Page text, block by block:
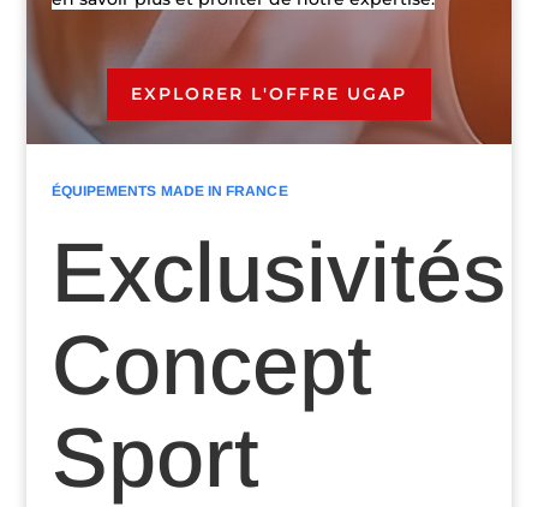
EXPLORER L'OFFRE UGAP
ÉQUIPEMENTS MADE IN FRANCE
Exclusivités
Concept
Sport